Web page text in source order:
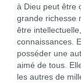
à Dieu peut être
grande richesse
être
connaissances.
posséder une
aimé de tous.
les autres de